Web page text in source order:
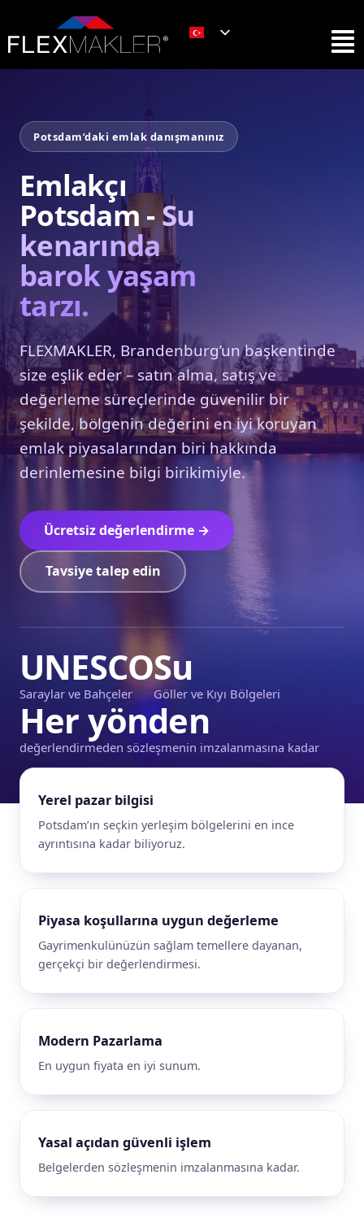
Potsdam’daki emlak danışmanınız
Emlakçı
Potsdam -Su
kenarında
barok yaşam
tarzı.
FLEXMAKLER, Brandenburg’un başkentinde
size eşlik eder – satın alma, satış ve
değerleme süreçlerinde güvenilir bir
şekilde, bölgenin değerini en iyi koruyan
emlak piyasalarından biri hakkında
derinlemesine bilgi birikimiyle.
Ücretsiz değerlendirme →
Tavsiye talep edin
UNESCO
Saraylar ve Bahçeler
Su
Göller ve Kıyı Bölgeleri
Her yönden
değerlendirmeden sözleşmenin imzalanmasına kadar
Yerel pazar bilgisi
Potsdam’ın seçkin yerleşim bölgelerini en ince
ayrıntısına kadar biliyoruz.
Piyasa koşullarına uygun değerleme
Gayrimenkulünüzün sağlam temellere dayanan,
gerçekçi bir değerlendirmesi.
Modern Pazarlama
En uygun fiyata en iyi sunum.
Yasal açıdan güvenli işlem
Belgelerden sözleşmenin imzalanmasına kadar.